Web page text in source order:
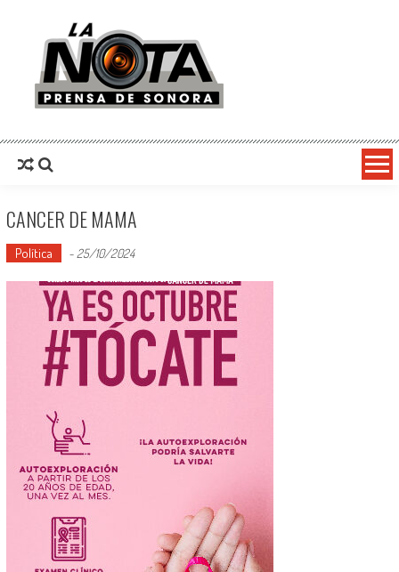
La Nota Prensa De Sonora
CANCER DE MAMA
Política - 25/10/2024